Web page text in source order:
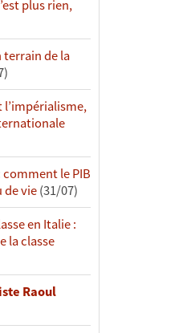
plus rien,
terrain de la
l’impérialisme,
comment le PIB
de vie(31/07)
en Italie :
la classe
Raoul